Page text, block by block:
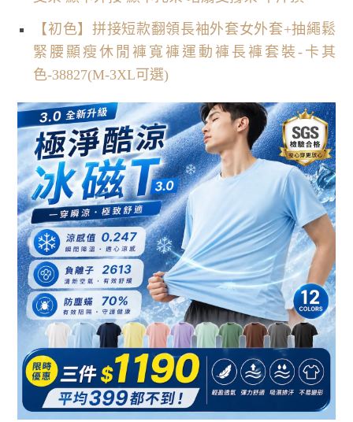
【初色】拼接短款翻領長袖外套女外套+抽繩鬆
緊腰顯瘦休閒褲寬褲運動褲長褲套裝-卡其
色-38827(M-3XL可選)